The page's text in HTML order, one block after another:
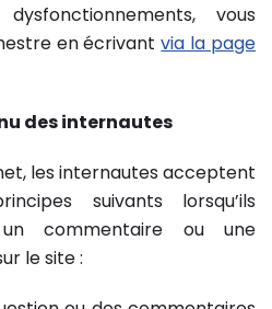
vous
en écrivantvia la page
des internautes
les internautes acceptent
suivants lorsqu’ils
commentaire ou une
le site :